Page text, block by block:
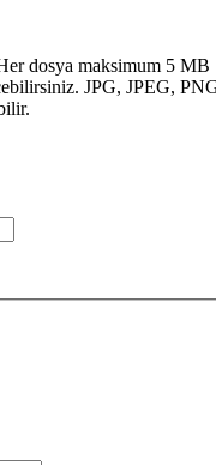
dosya maksimum 5 MB
JPG, JPEG,